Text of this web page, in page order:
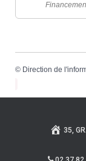
© Direction de
35,